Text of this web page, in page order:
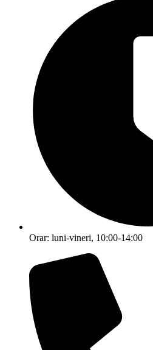
Orar: luni-vineri, 10:00-14:00